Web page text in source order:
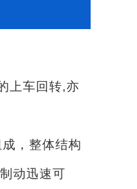
上车回转,亦
，整体结构
动迅速可